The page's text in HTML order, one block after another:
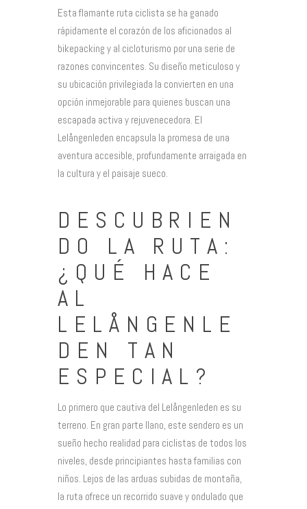
Esta flamante ruta ciclista se ha ganado
rápidamente el corazón de los aficionados al
bikepacking y al cicloturismo por una serie de
razones convincentes. Su diseño meticuloso y
su ubicación privilegiada la convierten en una
opción inmejorable para quienes buscan una
escapada activa y rejuvenecedora. El
Lelångenleden encapsula la promesa de una
aventura accesible, profundamente arraigada en
la cultura y el paisaje sueco.
DESCUBRIEN
DO LA RUTA:
¿QUÉ HACE
AL
LELÅNGENLE
DEN TAN
ESPECIAL?
Lo primero que cautiva del Lelångenleden es su
terreno. En gran parte llano, este sendero es un
sueño hecho realidad para ciclistas de todos los
niveles, desde principiantes hasta familias con
niños. Lejos de las arduas subidas de montaña,
la ruta ofrece un recorrido suave y ondulado que